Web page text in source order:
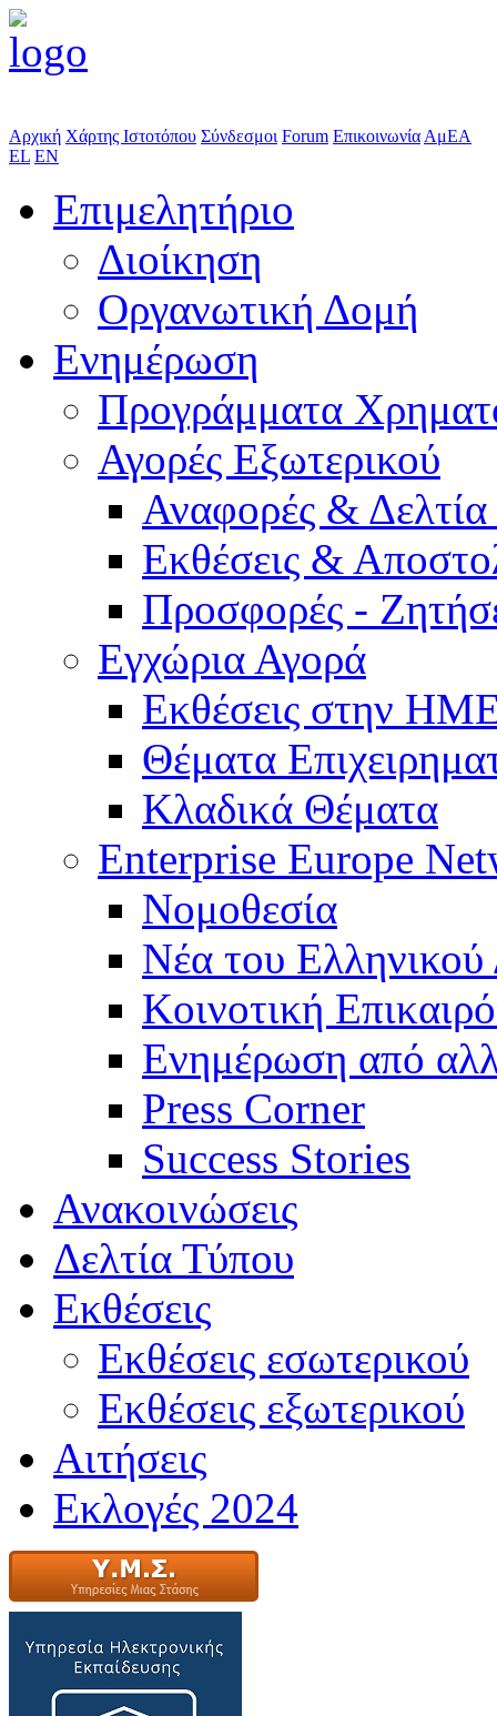
Αρχική Χάρτης Ιστοτόπου Σύνδεσμοι Forum Επικοινωνία ΑμΕΑ
EL EN
Επιμελητήριο
Διοίκηση
Οργανωτική Δομή
Ενημέρωση
Προγράμματα
Αγορές Εξωτερικού
Αναφορές &
Εκθέσεις &
Προσφορές -
Εγχώρια Αγορά
Εκθέσεις στην
Θέματα
Κλαδικά Θέματα
Enterprise Europe
Νομοθεσία
Νέα του Ελληνικού
Κοινοτική
Ενημέρωση από
Press Corner
Success Stories
Ανακοινώσεις
Δελτία Τύπου
Εκθέσεις
Εκθέσεις εσωτερικού
Εκθέσεις εξωτερικού
Αιτήσεις
Εκλογές 2024